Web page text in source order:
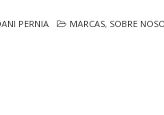
PERNIA MARCAS, SOBRE